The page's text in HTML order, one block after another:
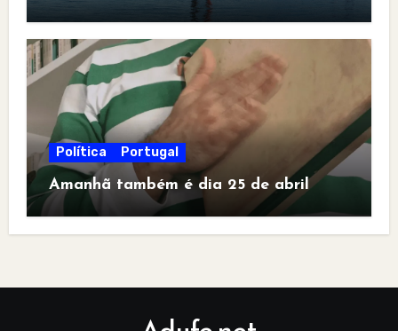
Política Portugal
Amanhã também é dia 25 de abril